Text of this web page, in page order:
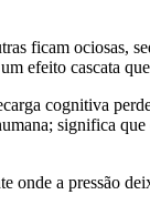
ficam ociosas,
efeito cascata
cognitiva
significa
a pressão